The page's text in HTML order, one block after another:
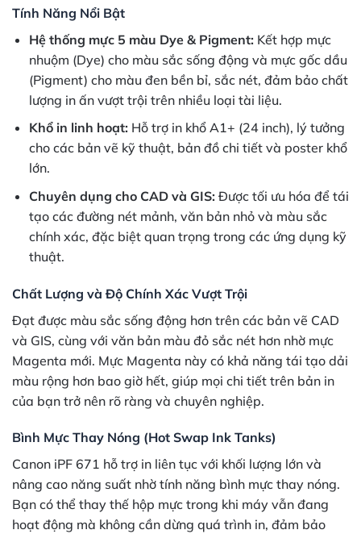
Tính Năng Nổi Bật
Hệ thống mực 5 màu Dye & Pigment:Kết hợp mực
nhuộm (Dye) cho màu sắc sống động và mực gốc dầu
(Pigment) cho màu đen bền bỉ, sắc nét, đảm bảo chất
lượng in ấn vượt trội trên nhiều loại tài liệu.
Khổ in linh hoạt:Hỗ trợ in khổ A1+ (24 inch), lý tưởng
cho các bản vẽ kỹ thuật, bản đồ chi tiết và poster khổ
lớn.
Chuyên dụng cho CAD và GIS:Được tối ưu hóa để tái
tạo các đường nét mảnh, văn bản nhỏ và màu sắc
chính xác, đặc biệt quan trọng trong các ứng dụng kỹ
thuật.
Chất Lượng và Độ Chính Xác Vượt Trội
Đạt được màu sắc sống động hơn trên các bản vẽ CAD
và GIS, cùng với văn bản màu đỏ sắc nét hơn nhờ mực
Magenta mới. Mực Magenta này có khả năng tái tạo dải
màu rộng hơn bao giờ hết, giúp mọi chi tiết trên bản in
của bạn trở nên rõ ràng và chuyên nghiệp.
Bình Mực Thay Nóng (Hot Swap Ink Tanks)
Canon iPF 671 hỗ trợ in liên tục với khối lượng lớn và
nâng cao năng suất nhờ tính năng bình mực thay nóng.
Bạn có thể thay thế hộp mực trong khi máy vẫn đang
hoạt động mà không cần dừng quá trình in, đảm bảo